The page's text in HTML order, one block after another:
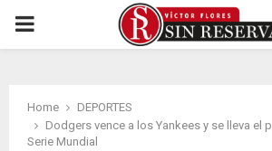
PRIMARY
Home
DEPORTES
Dodgers vence a los Yankees y se lleva el
Serie Mundial